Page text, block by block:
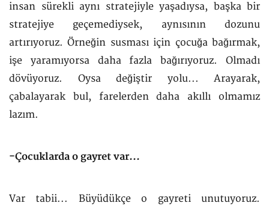
insan sürekli aynı stratejiyle yaşadıysa, başka bir
stratejiye geçemediysek, aynısının dozunu
artırıyoruz. Örneğin susması için çocuğa bağırmak,
işe yaramıyorsa daha fazla bağırıyoruz. Olmadı
dövüyoruz. Oysa değiştir yolu... Arayarak,
çabalayarak bul, farelerden daha akıllı olmamız
lazım.
-Çocuklarda o gayret var...
Var tabii... Büyüdükçe o gayreti unutuyoruz.